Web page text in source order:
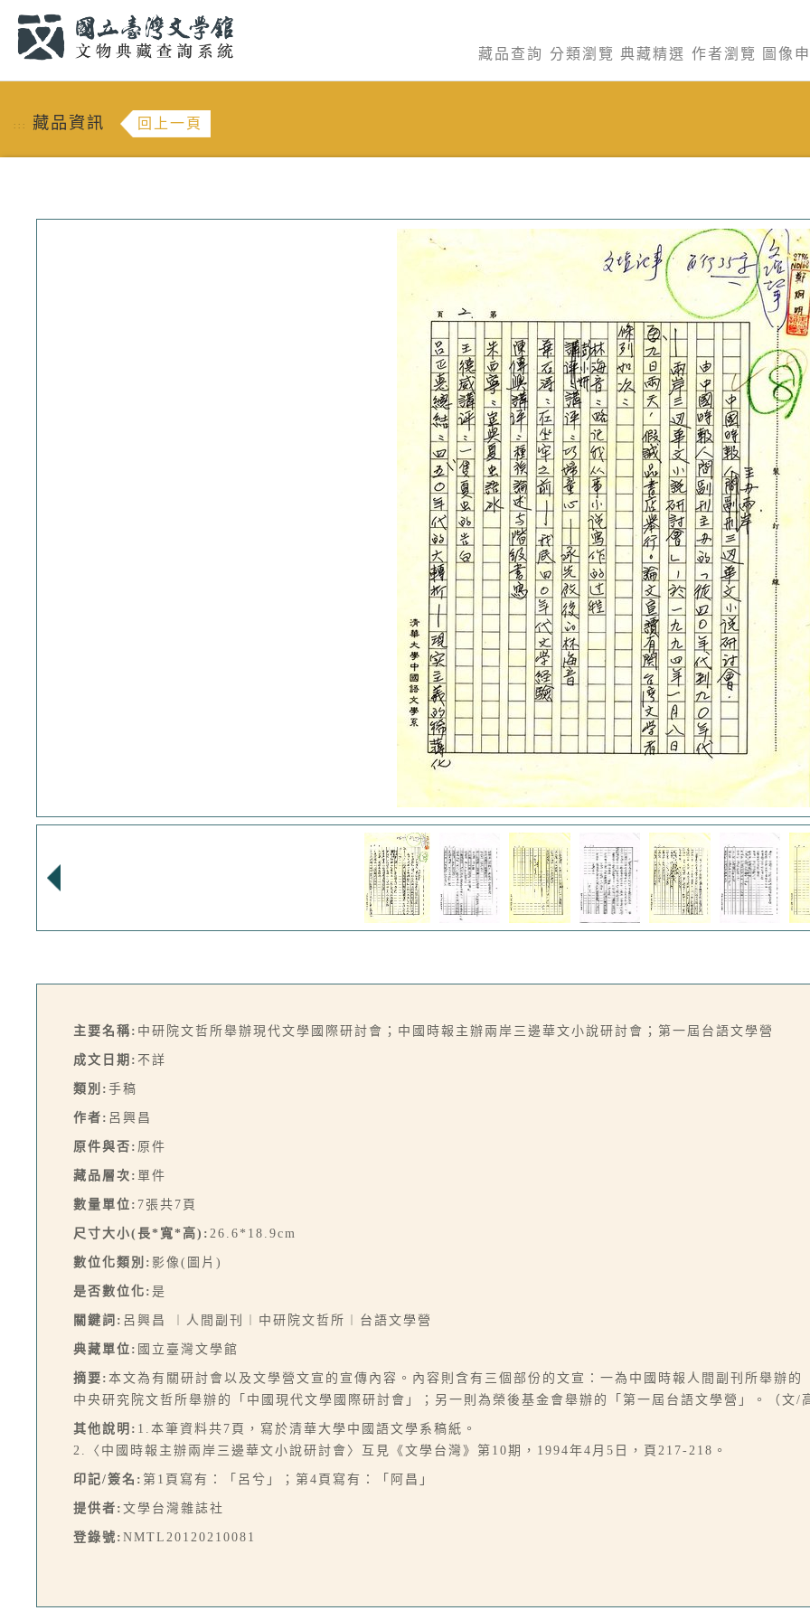
藏品查詢 分類瀏覽 典藏精選 作者瀏覽 圖像
::: 藏品資訊 回上一頁
主要名稱: 中研院文哲所舉辦現代文學國際研討會；中國時報主辦兩岸三邊華文小說研討會；第一屆台語文學營
成文日期: 不詳
類別: 手稿
作者: 呂興昌
原件與否: 原件
藏品層次: 單件
數量單位: 7張共7頁
尺寸大小(長*寬*高): 26.6*18.9cm
數位化類別: 影像(圖片)
是否數位化: 是
關鍵詞: 呂興昌 ︱人間副刊︱中研院文哲所︱台語文學營
典藏單位: 國立臺灣文學館
摘要: 本文為有關研討會以及文學營文宣的宣傳內容。內容則含有三個部份的文宣：一為中國時報人間副刊所舉辦
中央研究院文哲所舉辦的「中國現代文學國際研討會」；另一則為榮後基金會舉辦的「第一屆台語文學營」。（文/
其他說明: 1.本筆資料共7頁，寫於清華大學中國語文學系稿紙。
2.〈中國時報主辦兩岸三邊華文小說研討會〉互見《文學台灣》第10期，1994年4月5日，頁217-218。
印記/簽名: 第1頁寫有：「呂兮」；第4頁寫有：「阿昌」
提供者: 文學台灣雜誌社
登錄號: NMTL20120210081